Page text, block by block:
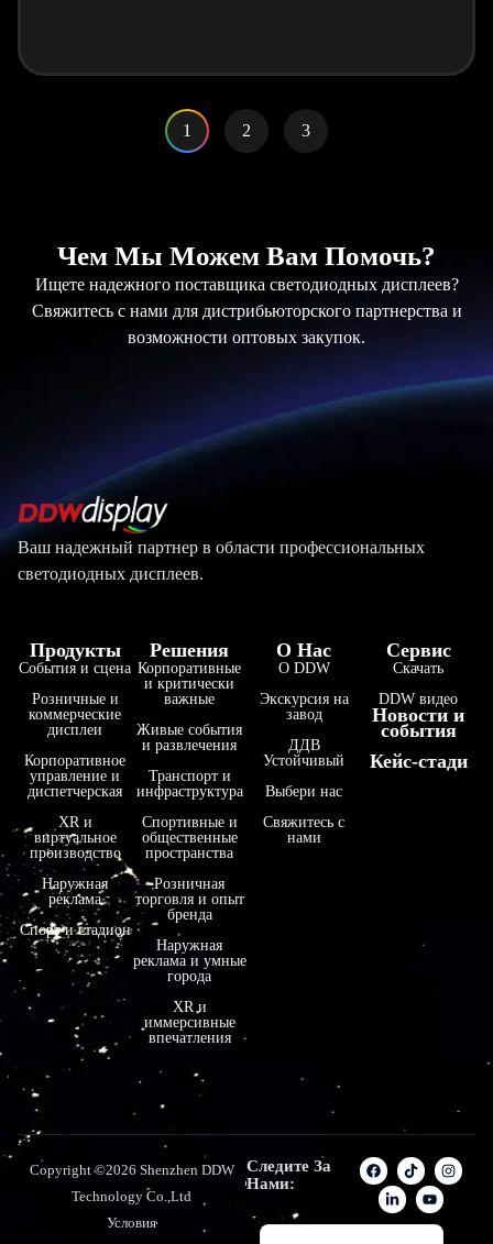
1 2 3
Чем Мы Можем Вам Помочь?
Ищете надежного поставщика светодиодных дисплеев?
Свяжитесь с нами для дистрибьюторского партнерства и
возможности оптовых закупок.
Ваш надежный партнер в области профессиональных
светодиодных дисплеев.
Продукты
События и сцена
Розничные и
коммерческие
дисплеи
Корпоративное
управление и
диспетчерская
XR и
виртуальное
производство
Наружная
реклама
Спорт и стадион
Решения
Корпоративные
и критически
важные
Живые события
и развлечения
Транспорт и
инфраструктура
Спортивные и
общественные
пространства
Розничная
торговля и опыт
бренда
Наружная
реклама и умные
города
XR и
иммерсивные
впечатления
О Нас
О DDW
Экскурсия на
завод
ДДВ
Устойчивый
Выбери нас
Свяжитесь с
нами
Сервис
Скачать
DDW видео
Новости и
события
Кейс-стади
Copyright ©2026 Shenzhen DDW
Technology Co.,Ltd
Условия
Следите За
Нами:
English
العربية
हिन्दी